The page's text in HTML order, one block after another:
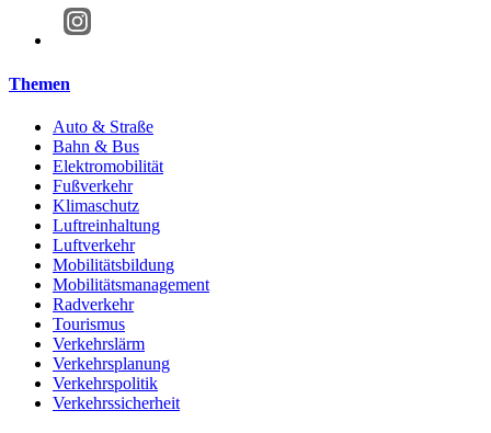
Themen
Auto & Straße
Bahn & Bus
Elektromobilität
Fußverkehr
Klimaschutz
Luftreinhaltung
Luftverkehr
Mobilitätsbildung
Mobilitätsmanagement
Radverkehr
Tourismus
Verkehrslärm
Verkehrsplanung
Verkehrspolitik
Verkehrssicherheit